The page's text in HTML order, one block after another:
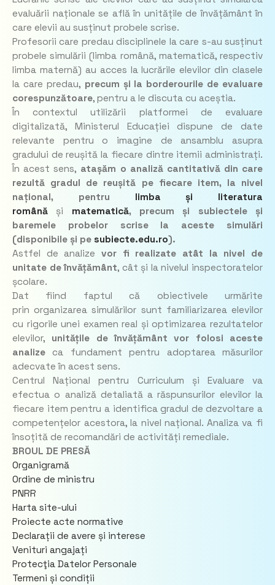
evaluării naționale se află în unitățile de învățământ în
care elevii au susținut probele scrise.
Profesorii care predau disciplinele la care s-au susținut
probele simulării (limba română, matematică, respectiv
limba maternă) au acces la lucrările elevilor din clasele
la care predau, precum și la borderourile de evaluare
corespunzătoare, pentru a le discuta cu aceștia.
În contextul utilizării platformei de evaluare
digitalizată, Ministerul Educației dispune de date
relevante pentru o imagine de ansamblu asupra
gradului de reușită la fiecare dintre itemii administrați.
În acest sens, atașăm o analiză cantitativă din care
rezultă gradul de reușită pe fiecare item, la nivel
național, pentru limba și literatura
română și matematică, precum și subiectele și
baremele probelor scrise la aceste simulări
(disponibile și pe subiecte.edu.ro).
Astfel de analize vor fi realizate atât la nivel de
unitate de învățământ, cât și la nivelul inspectoratelor
școlare.
Dat fiind faptul că obiectivele urmărite
prin organizarea simulărilor sunt familiarizarea elevilor
cu rigorile unei examen real și optimizarea rezultatelor
elevilor, unitățile de învățământ vor folosi aceste
analize ca fundament pentru adoptarea măsurilor
adecvate în acest sens.
Centrul Național pentru Curriculum și Evaluare va
efectua o analiză detaliată a răspunsurilor elevilor la
fiecare item pentru a identifica gradul de dezvoltare a
competențelor acestora, la nivel național. Analiza va fi
însoțită de recomandări de activități remediale.
BROUL DE PRESĂ
Organigramă
Ordine de ministru
PNRR
Harta site-ului
Proiecte acte normative
Declarații de avere și interese
Venituri angajați
Protecţia Datelor Personale
Termeni și condiții